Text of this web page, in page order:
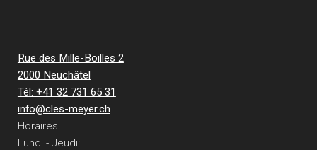
Rue des Mille-Boilles 2
2000 Neuchâtel
Tél: +41 32 731 65 31
info@cles-meyer.ch
Horaires
Lundi - Jeudi: